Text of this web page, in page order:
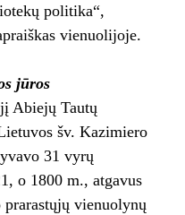
politika“,
vienuolijoje.
jūros
Abiejų Tautų
šv. Kazimiero
31 vyrų
o 1800 m., atgavus
vienuolynų